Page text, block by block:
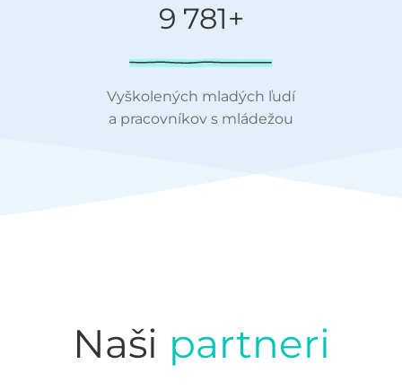
9 781+
Vyškolených mladých ľudí
a pracovníkov s mládežou
Naši partneri